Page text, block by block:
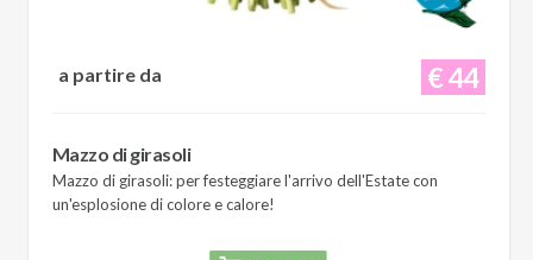
€ 44
a partire da
Mazzo di girasoli
Mazzo di girasoli: per festeggiare l'arrivo dell'Estate con
un'esplosione di colore e calore!